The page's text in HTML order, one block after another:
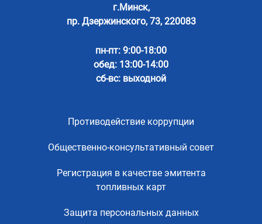
г.Минск,
пр. Дзержинского, 73, 220083
пн-пт: 9:00-18:00
обед: 13:00-14:00
сб-вс: выходной
Противодействие коррупции
Общественно-консультативный совет
Регистрация в качестве эмитента
топливных карт
Защита персональных данных